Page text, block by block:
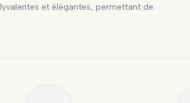
et élégantes, permettant de